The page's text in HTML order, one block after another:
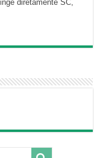
diretamente SC,